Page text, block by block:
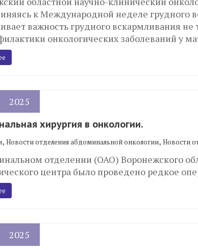
к Международной неделе грудного
важность грудного вскармливания не
онкологических заболеваний у
2025
хирургия в онкологии.
, Новости отделения абдоминальной онкологии, Новости
отделении (ОАО) Воронежского
центра было проведено редкое
2025